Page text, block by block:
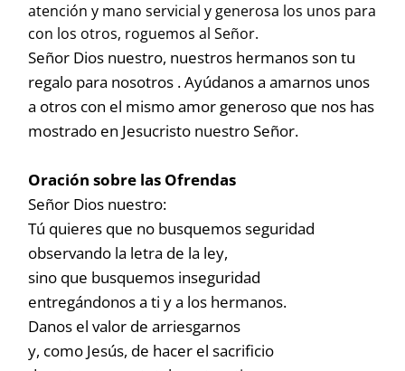
atención y mano servicial y generosa los unos para
con los otros, roguemos al Señor.
Señor Dios nuestro, nuestros hermanos son tu
regalo para nosotros . Ayúdanos a amarnos unos
a otros con el mismo amor generoso que nos has
mostrado en Jesucristo nuestro Señor.
Oración sobre las Ofrendas
Señor Dios nuestro:
Tú quieres que no busquemos seguridad
observando la letra de la ley,
sino que busquemos inseguridad
entregándonos a ti y a los hermanos.
Danos el valor de arriesgarnos
y, como Jesús, de hacer el sacrificio